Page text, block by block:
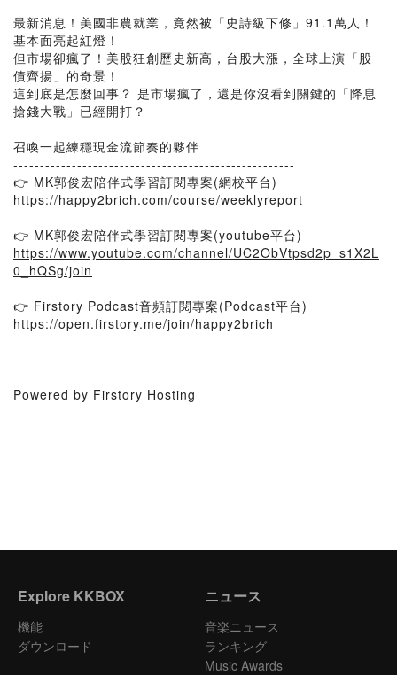
最新消息！美國非農就業，竟然被「史詩級下修」91.1萬人！
基本面亮起紅燈！
但市場卻瘋了！美股狂創歷史新高，台股大漲，全球上演「股
債齊揚」的奇景！
這到底是怎麼回事？ 是市場瘋了，還是你沒看到關鍵的「降息
搶錢大戰」已經開打？
召喚一起練穩現金流節奏的夥伴
-----------------------------------------------------
👉 MK郭俊宏陪伴式學習訂閱專案(網校平台)
https://happy2brich.com/course/weeklyreport
👉 MK郭俊宏陪伴式學習訂閱專案(youtube平台)
https://www.youtube.com/channel/UC2ObVtpsd2p_s1X2L
0_hQSg/join
👉 Firstory Podcast音頻訂閱專案(Podcast平台)
https://open.firstory.me/join/happy2brich
- -----------------------------------------------------
Powered by Firstory Hosting
Explore KKBOX
機能
ダウンロード
ニュース
音楽ニュース
ランキング
Music Awards